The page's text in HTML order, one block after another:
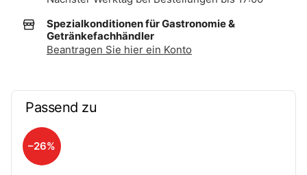
Spezialkonditionen für Gastronomie &
Getränkefachhändler
Beantragen Sie hier ein Konto
Passend zu
–26%